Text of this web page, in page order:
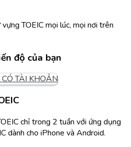
TOEIC mọi lúc, mọi nơi trên
độ của bạn
TÀI KHOẢN
chỉ trong 2 tuần với ứng dụng
dành cho iPhone và Android.